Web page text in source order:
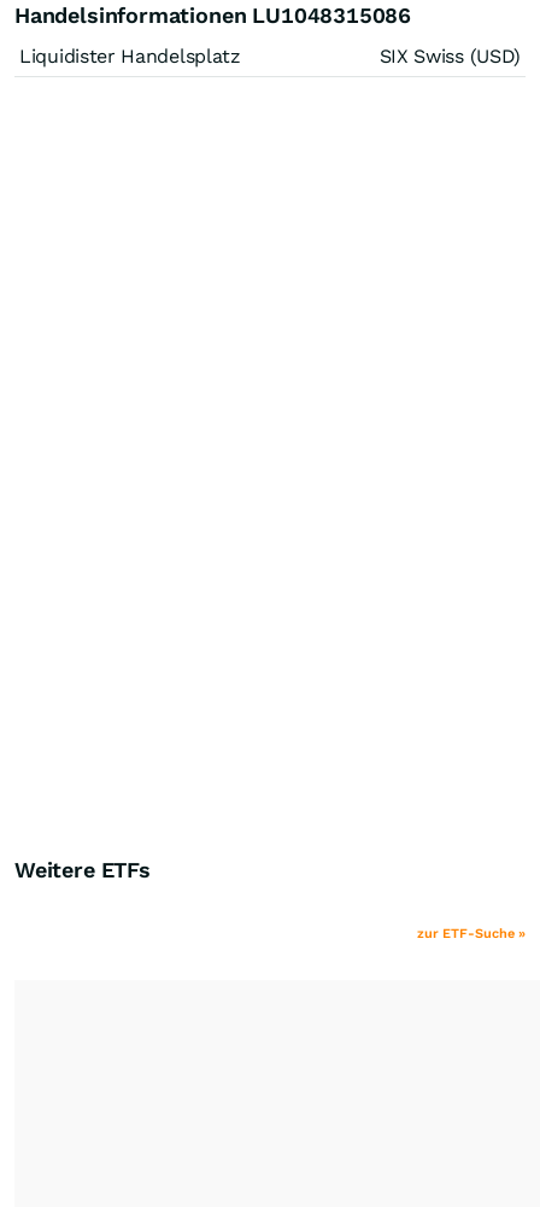
Handelsinformationen LU1048315086
Liquidister Handelsplatz SIX Swiss (USD)
Weitere ETFs
zur ETF-Suche »